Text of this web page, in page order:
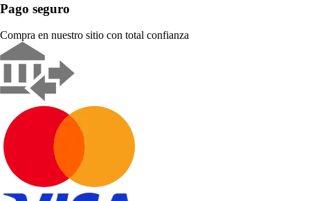
Pago seguro
Compra en nuestro sitio con total confianza